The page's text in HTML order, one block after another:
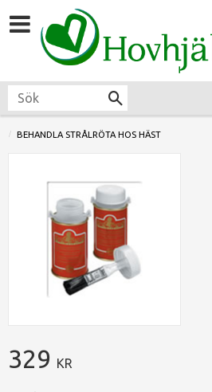
BEHANDLA STRÅLRÖTA HOS HÄST
329 KR